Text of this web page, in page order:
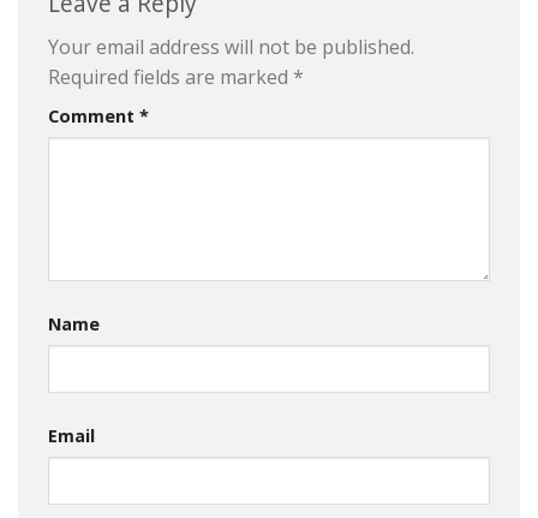
Your email address will not be published.
Required fields are marked *
Comment *
Name
Email